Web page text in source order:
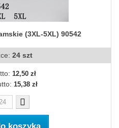
(3XL-5XL) 90542
24 szt
12,50 zł
15,38 zł